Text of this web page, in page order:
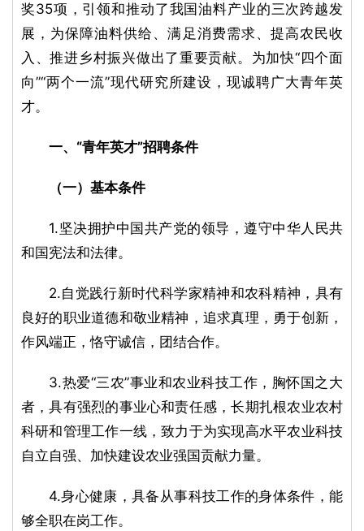
奖35项，引领和推动了我国油料产业的三次跨越发
展，为保障油料供给、满足消费需求、提高农民收
入、推进乡村振兴做出了重要贡献。为加快“四个面
向”“两个一流”现代研究所建设，现诚聘广大青年英
才。
一、“青年英才”招聘条件
（一）基本条件
1.坚决拥护中国共产党的领导，遵守中华人民共
和国宪法和法律。
2.自觉践行新时代科学家精神和农科精神，具有
良好的职业道德和敬业精神，追求真理，勇于创新，
作风端正，恪守诚信，团结合作。
3.热爱“三农”事业和农业科技工作，胸怀国之大
者，具有强烈的事业心和责任感，长期扎根农业农村
科研和管理工作一线，致力于为实现高水平农业科技
自立自强、加快建设农业强国贡献力量。
4.身心健康，具备从事科技工作的身体条件，能
够全职在岗工作。